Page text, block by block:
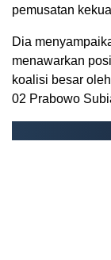
pemusatan
Dia
menawarkan
koalisi besar
02 Prabowo